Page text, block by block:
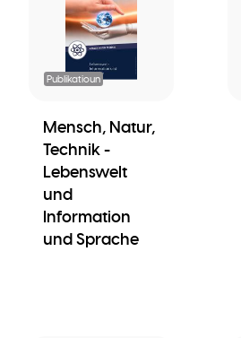
Publikatioun
Mensch, Natur,
Technik -
Lebenswelt
und
Information
und Sprache